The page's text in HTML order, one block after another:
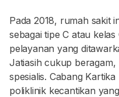
Pada 2018, rumah sakit
sebagai tipe C atau
pelayanan yang
Jatiasih cukup
spesialis. Cabang
poliklinik kecantikan